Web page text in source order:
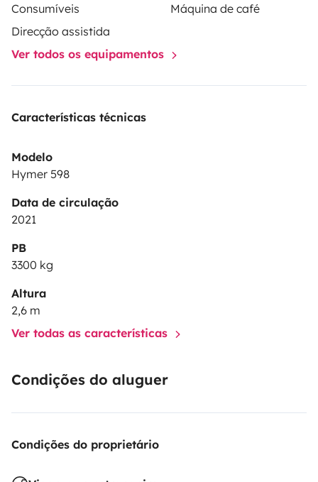
Consumíveis
Máquina de café
Direcção assistida
Ver todos os equipamentos
Características técnicas
Modelo
Hymer 598
Data de circulação
2021
PB
3300 kg
Altura
2,6 m
Ver todas as características
Condições do aluguer
Condições do proprietário